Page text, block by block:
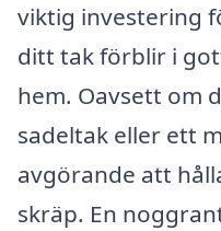
viktig investering
ditt tak förblir i
hem. Oavsett om
sadeltak eller ett
avgörande att
skräp. En